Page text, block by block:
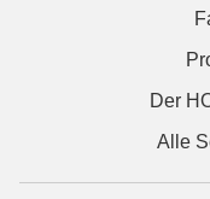
Der
Alle